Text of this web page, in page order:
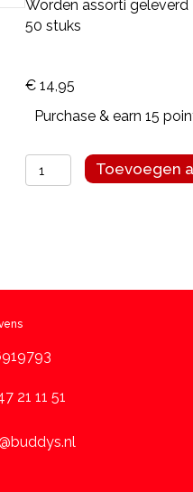
Worden assorti geleverd
50 stuks
€14,95
Purchase & earn 15
Garden
bites
stuks
Toevoegen
21 11 51